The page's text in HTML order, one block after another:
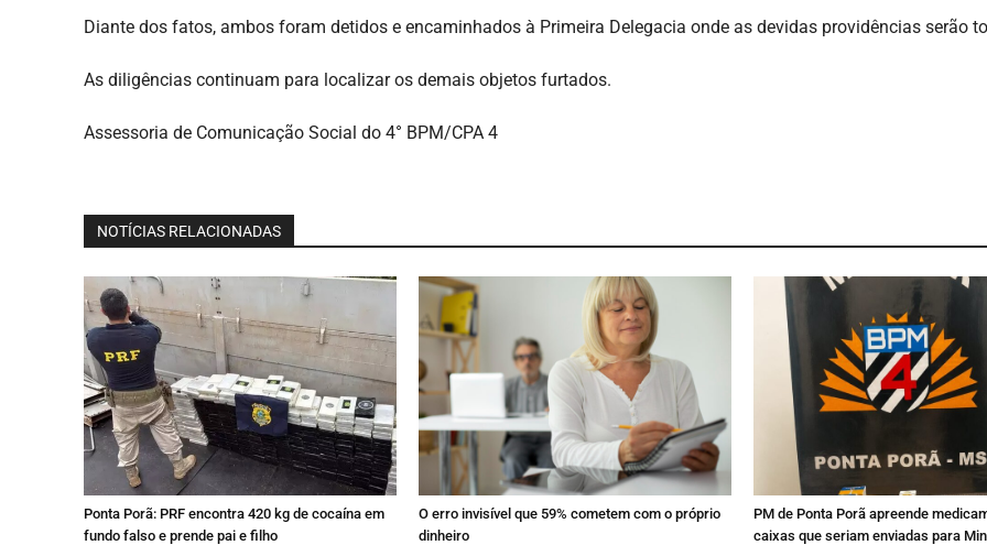
Diante dos fatos, ambos foram detidos e encaminhados à Primeira Delegacia onde as devidas providências serão
As diligências continuam para localizar os demais objetos furtados.
Assessoria de Comunicação Social do 4° BPM/CPA 4
NOTÍCIAS RELACIONADAS
Ponta Porã: PRF encontra 420 kg de cocaína em
fundo falso e prende pai e filho
O erro invisível que 59% cometem com o próprio
dinheiro
PM de Ponta Porã apreende
caixas que seriam enviadas para